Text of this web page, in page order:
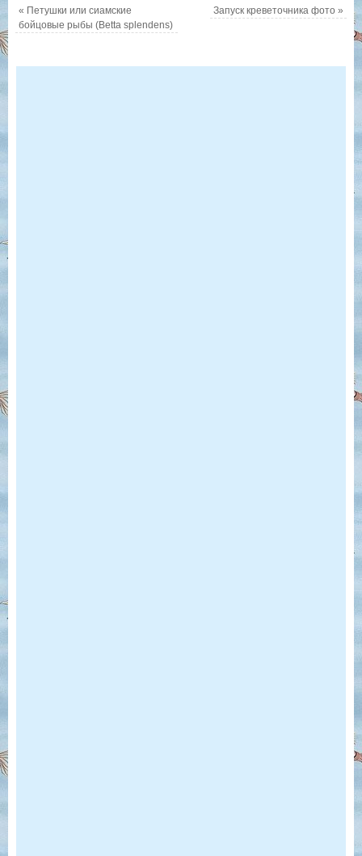
rhodostomus)
« Петушки или сиамские
бойцовые рыбы (Betta splendens)
Запуск креветочника фото»